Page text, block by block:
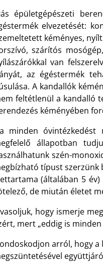
épületgépészeti
elvezetését:
kéményes,
szárítós
van
az égéstermék
A kandallók
feltétlenül a kandalló
kéményében
minden óvintézkedést
állapotban
szén-
típust szerzünk
(általában 5
de miután életet
hogy ismerje
mert „eddig is
arról, hogy a